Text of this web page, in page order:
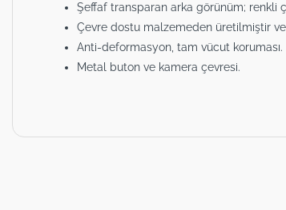
Şeffaf transparan arka görünüm; renkli
Çevre dostu malzemeden üretilmiştir
Anti-deformasyon, tam vücut koruması.
Metal buton ve kamera çevresi.